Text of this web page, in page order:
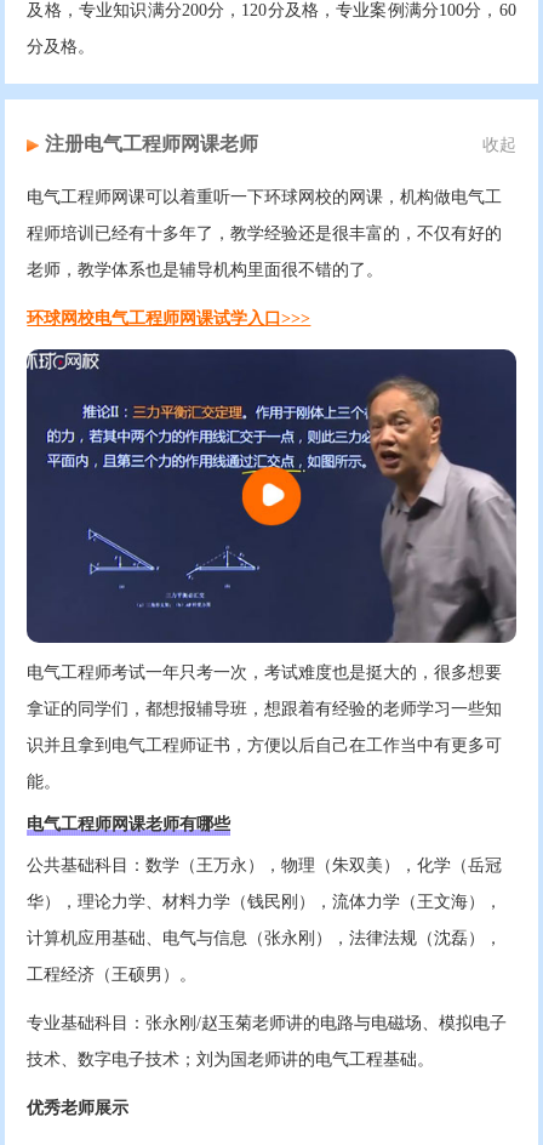
及格，专业知识满分200分，120分及格，专业案例满分100分，60
分及格。
注册电气工程师网课老师 收起
电气工程师网课可以着重听一下环球网校的网课，机构做电气工
程师培训已经有十多年了，教学经验还是很丰富的，不仅有好的
老师，教学体系也是辅导机构里面很不错的了。
环球网校电气工程师网课试学入口>>>
电气工程师考试一年只考一次，考试难度也是挺大的，很多想要
拿证的同学们，都想报辅导班，想跟着有经验的老师学习一些知
识并且拿到电气工程师证书，方便以后自己在工作当中有更多可
能。
电气工程师网课老师有哪些
公共基础科目：数学（王万永），物理（朱双美），化学（岳冠
华），理论力学、材料力学（钱民刚），流体力学（王文海），
计算机应用基础、电气与信息（张永刚），法律法规（沈磊），
工程经济（王硕男）。
专业基础科目：张永刚/赵玉菊老师讲的电路与电磁场、模拟电子
技术、数字电子技术；刘为国老师讲的电气工程基础。
优秀老师展示